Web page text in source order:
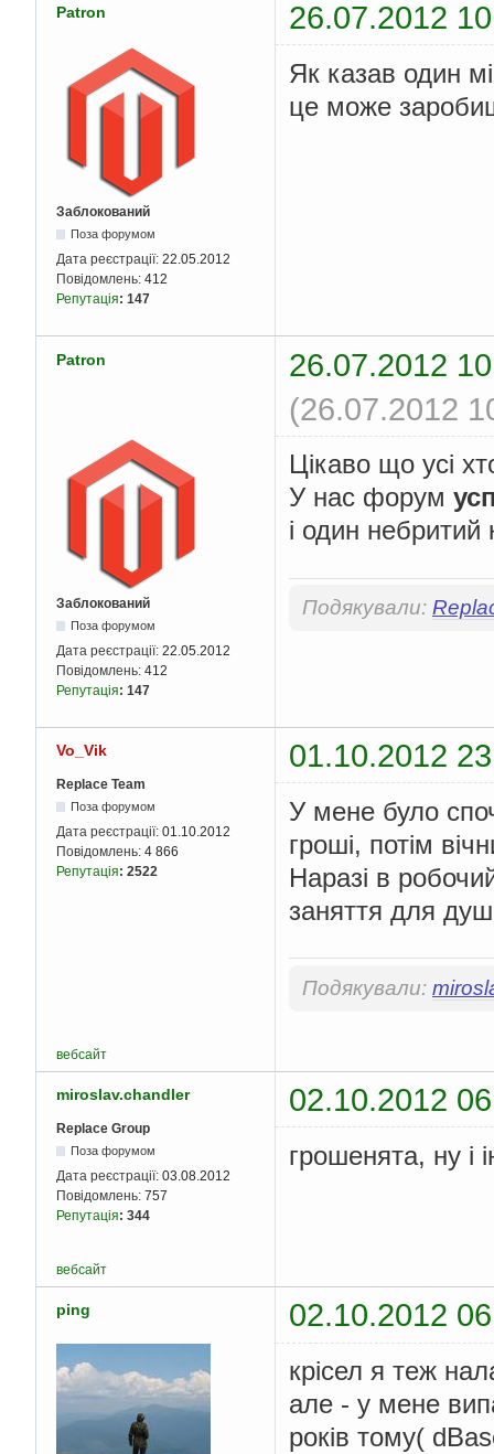
Patron 26.07.2012
Заблокований
Поза форумом
Дата реєстрації: 22.05.2012
Повідомлень: 412
Репутація: 147
Як казав один
це може
Patron
26.07.2012
(26.07.2012
Заблокований
Поза форумом
Дата реєстрації: 22.05.2012
Повідомлень: 412
Репутація: 147
Цікаво що усі
У нас форум
і один небритий
Подякували:
Vo_Vik 01.10.2012
Replace Team
Поза форумом
Дата реєстрації: 01.10.2012
Повідомлень: 4 866
Репутація: 2522
У мене було
гроші, потім
Наразі в
заняття для
Подякували:
вебсайт
miroslav.chandler 02.10.2012
Replace Group
Поза форумом
Дата реєстрації: 03.08.2012
Повідомлень: 757
Репутація: 344
грошенята, ну і
вебсайт
ping 02.10.2012
крісел я теж
але - у мене
років тому(